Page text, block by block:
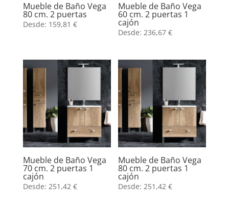
Mueble de Baño Vega
80 cm. 2 puertas
Desde: 159,81 €
Mueble de Baño Vega
60 cm. 2 puertas 1
cajón
Desde:236,67€
Mueble de Baño Vega
70 cm. 2 puertas 1
cajón
Desde: 251,42 €
Mueble de Baño Vega
80 cm. 2 puertas 1
cajón
Desde: 251,42€